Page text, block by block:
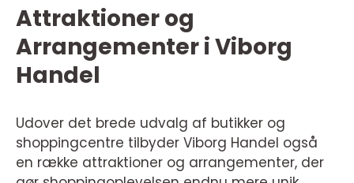
Attraktioner og
Arrangementer i Viborg
Handel
Udover det brede udvalg af butikker og
shoppingcentre tilbyder Viborg Handel også
en række attraktioner og arrangementer, der